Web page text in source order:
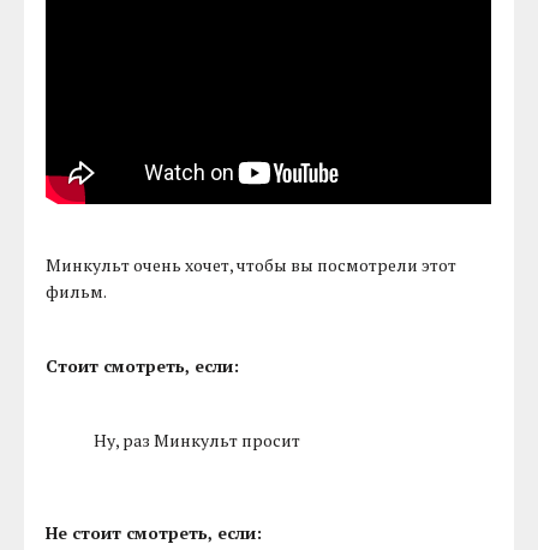
Минкульт очень хочет, чтобы вы посмотрели этот
фильм.
Стоит смотреть, если:
Ну, раз Минкульт просит
Не стоит смотреть, если: